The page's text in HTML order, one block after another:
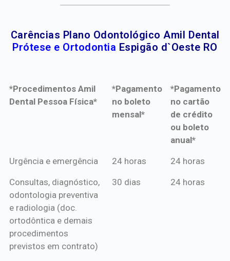
Carências Plano Odontológico Amil Dental
Prótese e Ortodontia Espigão d`Oeste RO
*Procedimentos Amil
Dental Pessoa Física*
*Pagamento
no boleto
mensal*
*Pagamento
no cartão
de crédito
ou boleto
anual*
*Procedimentos Amil
*Pagamento
mensal*
*Pagamento
de crédito
Urgência e emergência 24 horas 24 horas
Consultas, diagnóstico,
odontologia preventiva
e radiologia (doc.
ortodôntica e demais
procedimentos
previstos em contrato)
30 dias 24 horas